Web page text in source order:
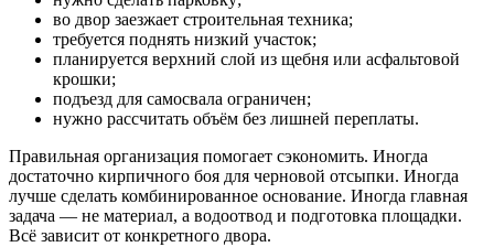
во двор заезжает строительная техника;
требуется поднять низкий участок;
планируется верхний слой из щебня или асфальтовой
крошки;
подъезд для самосвала ограничен;
нужно рассчитать объём без лишней переплаты.
Правильная организация помогает сэкономить. Иногда
достаточно кирпичного боя для черновой отсыпки. Иногда
лучше сделать комбинированное основание. Иногда главная
задача — не материал, а водоотвод и подготовка площадки.
Всё зависит от конкретного двора.